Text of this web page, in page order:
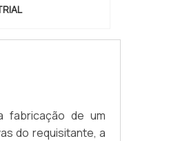
fabricação de um
do requisitante, a